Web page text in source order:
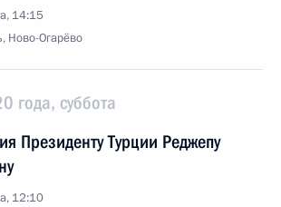
14:15
Ново-Огарёво
года, суббота
Президенту Турции Реджепу
12:10